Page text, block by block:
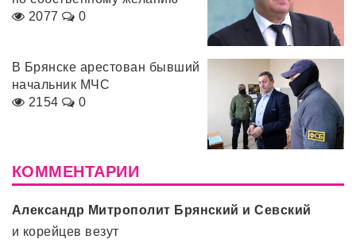
2077
0
В Брянске арестован бывший
начальник МЧС
2154
0
КОММЕНТАРИИ
Александр Митрополит Брянский и Севский
и корейцев везут